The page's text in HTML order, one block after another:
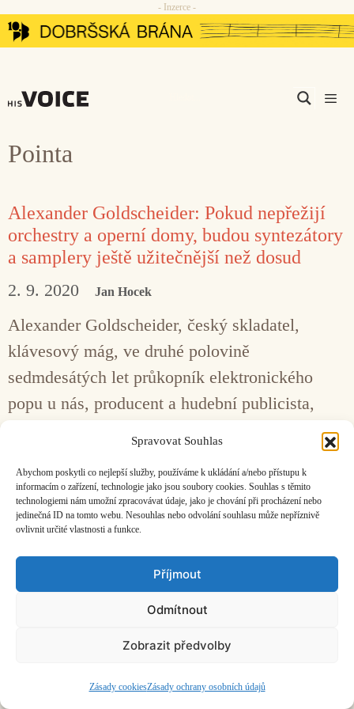
Spravovat Souhlas
Abychom poskytli co nejlepší služby, používáme k ukládání a/nebo přístupu k
informacím o zařízení, technologie jako jsou soubory cookies. Souhlas s těmito
technologiemi nám umožní zpracovávat údaje, jako je chování při procházení nebo
jedinečná ID na tomto webu. Nesouhlas nebo odvolání souhlasu může nepříznivě
ovlivnit určité vlastnosti a funkce.
Příjmout
Odmítnout
Zobrazit předvolby
Zásady cookiesZásady ochrany osobních údajů
Přeskočit
na
- Inzerce -
Pointa
Alexander Goldscheider: Pokud nepřežijí
orchestry a operní domy, budou syntezátory
a samplery ještě užitečnější než dosud
2. 9. 2020 Jan Hocek
Alexander Goldscheider, český skladatel,
klávesový mág, ve druhé polovině
sedmdesátých let průkopník elektronického
popu u nás, producent a hudební publicista,
Facebook
Bandcamp
Mail
©2026 HISvoice – design a adminAtelier Dokument